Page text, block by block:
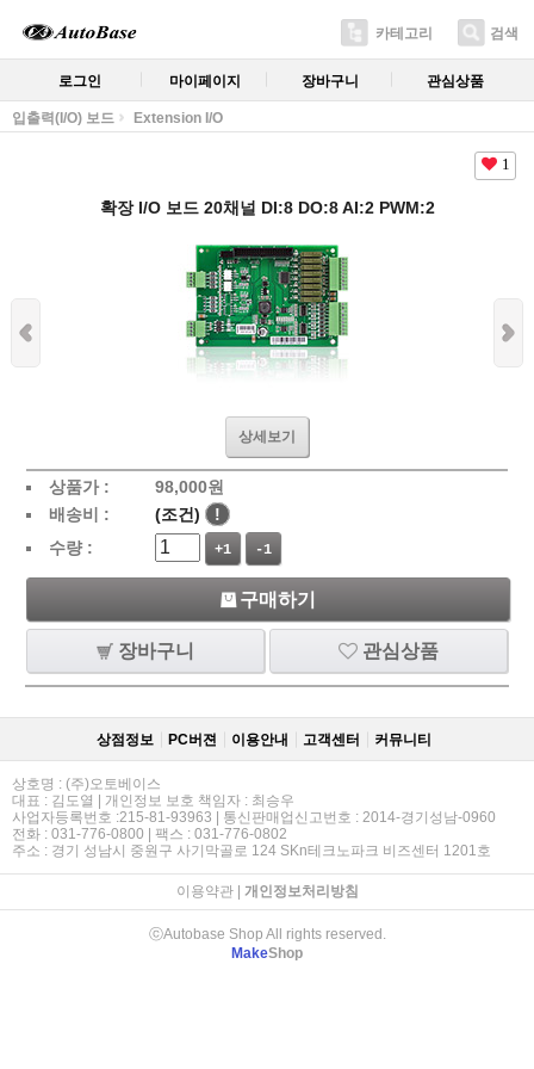
카테고리 검색
로그인 마이페이지 장바구니 관심상품
입출력(I/O) 보드 Extension I/O
1
확장 I/O 보드 20채널 DI:8 DO:8 AI:2 PWM:2
상세보기
상품가 : 98,000원
배송비 :
(조건)
!
수량 :
+1 -1
구매하기
장바구니 관심상품
상점정보 PC버젼 이용안내 고객센터 커뮤니티
상호명 : (주)오토베이스
대표 : 김도열 | 개인정보 보호 책임자 : 최승우
사업자등록번호 :215-81-93963 | 통신판매업신고번호 : 2014-경기성남-0960
전화 : 031-776-0800 | 팩스 : 031-776-0802
주소 : 경기 성남시 중원구 사기막골로 124 SKn테크노파크 비즈센터 1201호
이용약관| 개인정보처리방침
ⓒAutobase Shop All rights reserved.
MakeShop